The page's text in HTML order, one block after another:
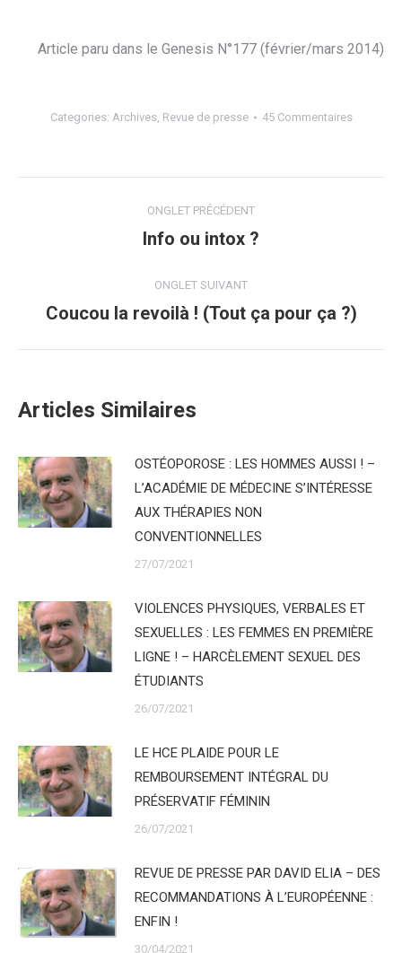
Article paru dans le Genesis N°177 (février/mars 2014)
Categories: Archives, Revue de presse 45 Commentaires
Navigation
commentaire
ONGLET PRÉCÉDENT
Onglet
Info ou intox ?
ONGLET SUIVANT
Onglet
Coucou la revoilà ! (Tout ça pour ça ?)
Articles Similaires
OSTÉOPOROSE : LES HOMMES AUSSI ! –
L’ACADÉMIE DE MÉDECINE S’INTÉRESSE
AUX THÉRAPIES NON
CONVENTIONNELLES
27/07/2021
VIOLENCES PHYSIQUES, VERBALES ET
SEXUELLES : LES FEMMES EN PREMIÈRE
LIGNE ! – HARCÈLEMENT SEXUEL DES
ÉTUDIANTS
26/07/2021
LE HCE PLAIDE POUR LE
REMBOURSEMENT INTÉGRAL DU
PRÉSERVATIF FÉMININ
26/07/2021
REVUE DE PRESSE PAR DAVID ELIA – DES
RECOMMANDATIONS À L’EUROPÉENNE :
ENFIN !
30/04/2021